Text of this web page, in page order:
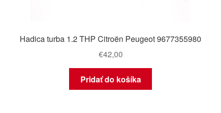
Hadica turba 1.2 THP Citroën Peugeot 9677355980
€42,00
Pridať do košíka